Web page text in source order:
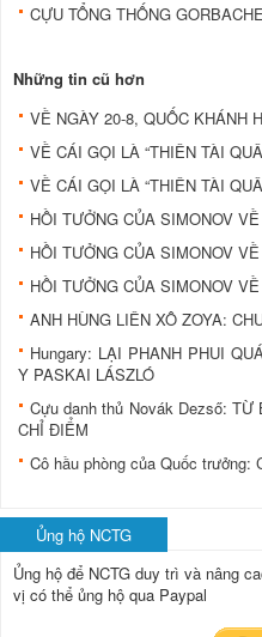
CỰU TỔNG THỐNG
Những tin cũ hơn
VỀ NGÀY 20-8, QUỐC KHÁNH
VỀ CÁI GỌI LÀ “THIÊN TÀI
VỀ CÁI GỌI LÀ “THIÊN TÀI
HỒI TƯỞNG CỦA SIMONOV
HỒI TƯỞNG CỦA SIMONOV
HỒI TƯỞNG CỦA SIMONOV
ANH HÙNG LIÊN XÔ ZOYA:
Hungary: LẠI PHANH PHUI
Y PASKAI LÁSZLÓ
Cựu danh thủ Novák Dezső: TỪ
CHỈ ÐIỂM
Cô hầu phòng của Quốc trưởng:
Ủng hộ NCTG
Ủng hộ để NCTG duy trì và nâng
vị có thể ủng hộ qua Paypal